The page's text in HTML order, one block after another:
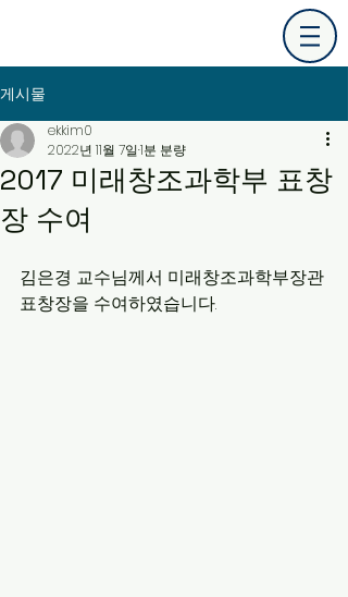
게시물
2017 미래창조과학부 표창
장 수여
ekkim0
2022년 11월 7일1분 분량
김은경 교수님께서 미래창조과학부장관
표창장을 수여하였습니다.